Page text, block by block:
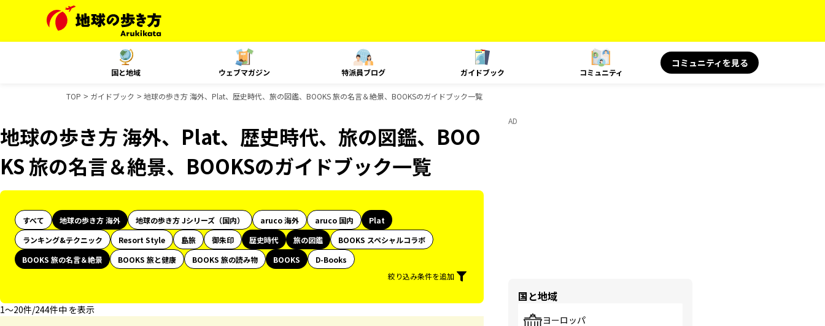
国と地域 ウェブマガジン 特派員ブログ ガイドブック コミュニティ
コミュニティを見る
TOP ガイドブック 地球の歩き方 海外、Plat、歴史時代、旅の図鑑、BOOKS 旅の名言＆絶景、BOOKSのガイドブック一覧
地球の歩き方 海外、Plat、歴史時代、旅の図鑑、BOO
KS 旅の名言＆絶景、BOOKSのガイドブック一覧
すべて 地球の歩き方 海外 地球の歩き方 Jシリーズ（国内） aruco 海外 aruco 国内
Plat
ランキング&テクニック
Resort Style 島旅 御朱印 歴史時代 旅の図鑑
BOOKS スペシャルコラボ
BOOKS 旅の名言＆絶景
BOOKS 旅と健康 BOOKS 旅の読み物 BOOKS
D-Books
絞り込み条件を追加
1〜20件/244件中 を表示
AD
国と地域
ヨーロッパ